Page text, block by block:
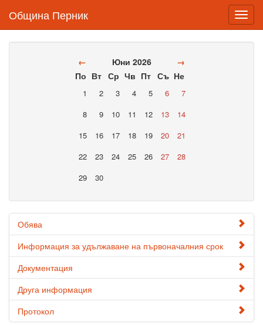
Община Перник
← Юни 2026
→
По Вт Ср Чв Пт Съ Не
1 2 3 4 5 6
7
8
9 10 11 12 13
14
15
16 17 18 19 20
21
22
23 24 25 26 27
28
29
30
Обява
Информация за удължаване на първоначалния срок
Документация
Друга информация
Протокол